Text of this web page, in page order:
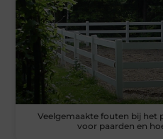
Veelgemaakte fouten bij het
voor paarden en